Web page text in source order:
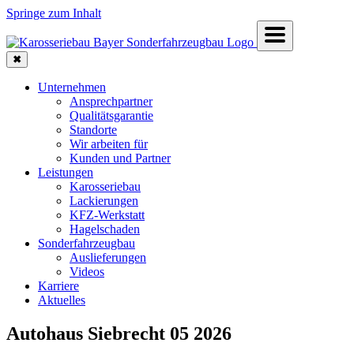
Springe zum Inhalt
✖
Unternehmen
Ansprechpartner
Qualitätsgarantie
Standorte
Wir arbeiten für
Kunden und Partner
Leistungen
Karosseriebau
Lackierungen
KFZ-Werkstatt
Hagelschaden
Sonderfahrzeugbau
Auslieferungen
Videos
Karriere
Aktuelles
Autohaus Sieb­recht 05 2026